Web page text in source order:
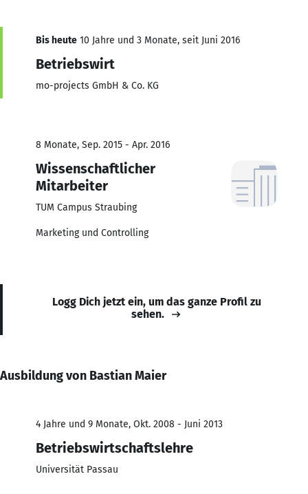
Bis heute 10 Jahre und 3 Monate, seit Juni 2016
Betriebswirt
mo-projects GmbH & Co. KG
8 Monate, Sep. 2015 - Apr. 2016
Wissenschaftlicher
Mitarbeiter
TUM Campus Straubing
Marketing und Controlling
Logg Dich jetzt ein, um das ganze Profil zu
sehen.
Ausbildung von Bastian Maier
4 Jahre und 9 Monate, Okt. 2008 - Juni 2013
Betriebswirtschaftslehre
Universität Passau